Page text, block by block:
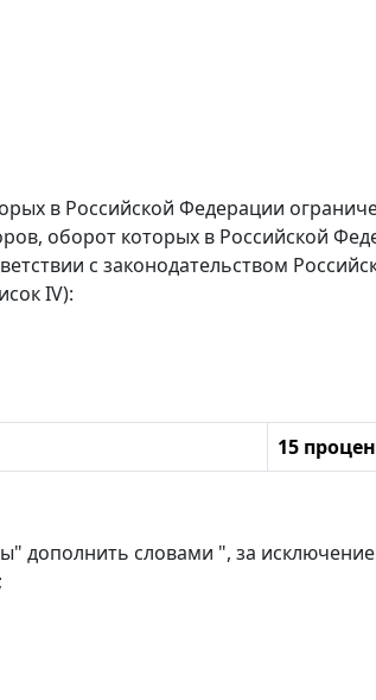
в Российской Федерации
оборот которых в Российской
с законодательством
IV):
15
дополнить словами ", за